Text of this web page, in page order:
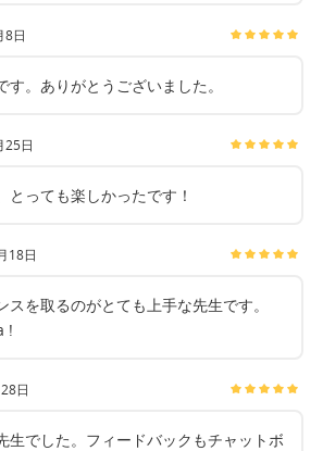
8日
。ありがとうございました。
25日
とっても楽しかったです！
18日
スを取るのがとても上手な先生です。
!
日
生でした。フィードバックもチャットボ